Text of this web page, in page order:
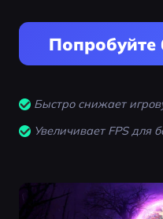
Попробуйте
Быстро снижает
Увеличивает FPS для